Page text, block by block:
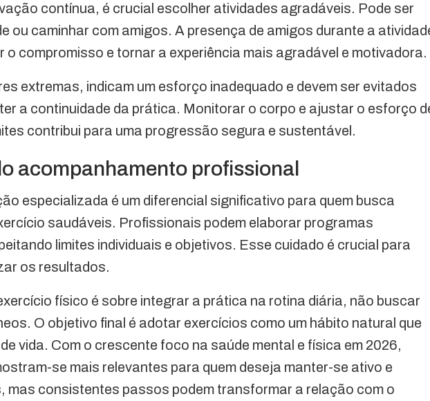
contínua, é crucial escolher atividades agradáveis. Pode ser
ou caminhar com amigos. A presença de amigos durante a
o compromisso e tornar a experiência mais agradável e motivadora.
extremas, indicam um esforço inadequado e devem ser evitados
a continuidade da prática. Monitorar o corpo e ajustar o esforço
contribui para uma progressão segura e sustentável.
acompanhamento profissional
especializada é um diferencial significativo para quem busca
saudáveis. Profissionais podem elaborar programas
limites individuais e objetivos. Esse cuidado é crucial para
os resultados.
físico é sobre integrar a prática na rotina diária, não buscar
O objetivo final é adotar exercícios como um hábito natural que
vida. Com o crescente foco na saúde mental e física em 2026,
se mais relevantes para quem deseja manter-se ativo e
mas consistentes passos podem transformar a relação com o